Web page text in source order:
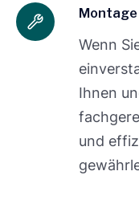
Wenn
Ihnen
und